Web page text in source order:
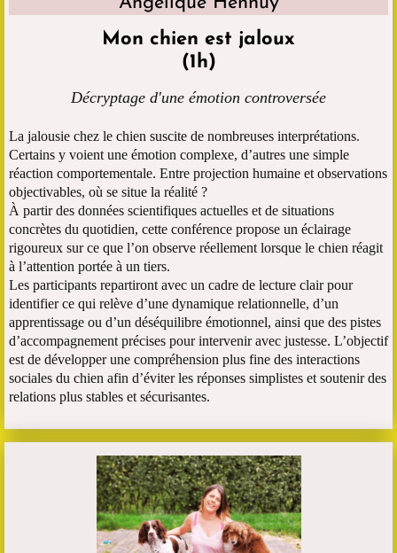
Mon chien est jaloux
(1h)
Décryptage d'une émotion controversée
La jalousie chez le chien suscite de nombreuses interprétations.
Certains y voient une émotion complexe, d’autres une simple
réaction comportementale. Entre projection humaine et observations
objectivables, où se situe la réalité ?
À partir des données scientifiques actuelles et de situations
concrètes du quotidien, cette conférence propose un éclairage
rigoureux sur ce que l’on observe réellement lorsque le chien réagit
à l’attention portée à un tiers.
Les participants repartiront avec un cadre de lecture clair pour
identifier ce qui relève d’une dynamique relationnelle, d’un
apprentissage ou d’un déséquilibre émotionnel, ainsi que des pistes
d’accompagnement précises pour intervenir avec justesse. L’objectif
est de développer une compréhension plus fine des interactions
sociales du chien afin d’éviter les réponses simplistes et soutenir des
relations plus stables et sécurisantes.